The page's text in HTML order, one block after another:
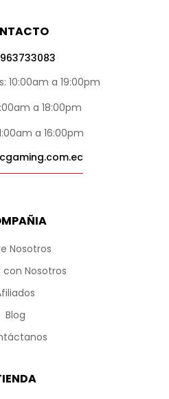
Nosotros
con Nosotros
Blog
10:00am a 19:00pm
a 18:00pm
a 16:00pm